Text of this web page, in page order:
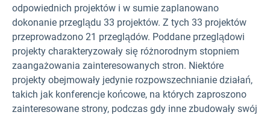
odpowiednich projektów i w sumie zaplanowano
dokonanie przeglądu 33 projektów. Z tych 33 projektów
przeprowadzono 21 przeglądów. Poddane przeglądowi
projekty charakteryzowały się różnorodnym stopniem
zaangażowania zainteresowanych stron. Niektóre
projekty obejmowały jedynie rozpowszechnianie działań,
takich jak konferencje końcowe, na których zaproszono
zainteresowane strony, podczas gdy inne zbudowały swój